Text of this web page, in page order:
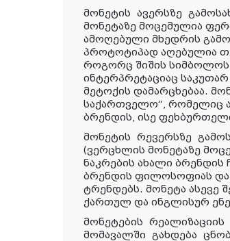
მონეტის ავერსზე
მონეტაზე მოცემულია
ამოღებული მხედრის
პროტოტიპად აღებულია
როგორც შიშის
ინტერპრეტაციაც საკუთარ
მეტოქის დამარცხებაა.
საქართველო“, რომელიც
ბრენდის, ისე
მონეტის რევერსზე
(ვერცხლის მონეტაზე
ნაკრების ახალი
ბრენდის ფილოსოფიას და
ტრენდებს. მონეტა ასევე
ქართულ და ინგლისურ
მონეტების
მომავალში გახდება